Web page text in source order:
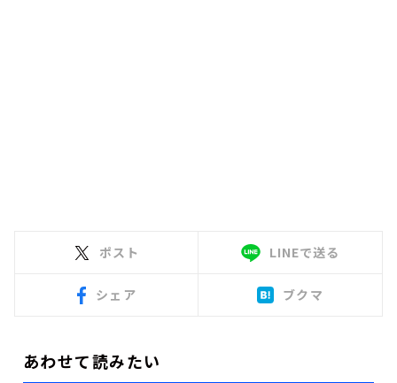
ポスト LINEで送る
シェア ブクマ
あわせて読みたい